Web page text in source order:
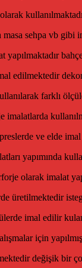
sehpa vb gibi
edilmektedir
farklı
imalatlarda
ve elde
yapımında
olarak imalat
üretilmektedir
imal edilir
için
değişik bir